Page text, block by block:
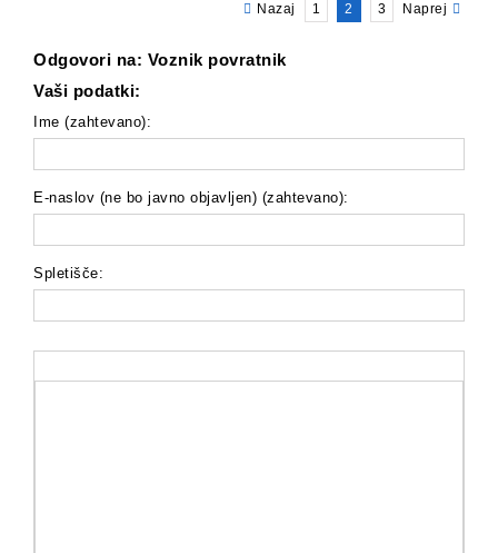
Nazaj 1 2 3 Naprej
Odgovori na: Voznik povratnik
Vaši podatki:
Ime (zahtevano):
E-naslov (ne bo javno objavljen) (zahtevano):
Spletišče: